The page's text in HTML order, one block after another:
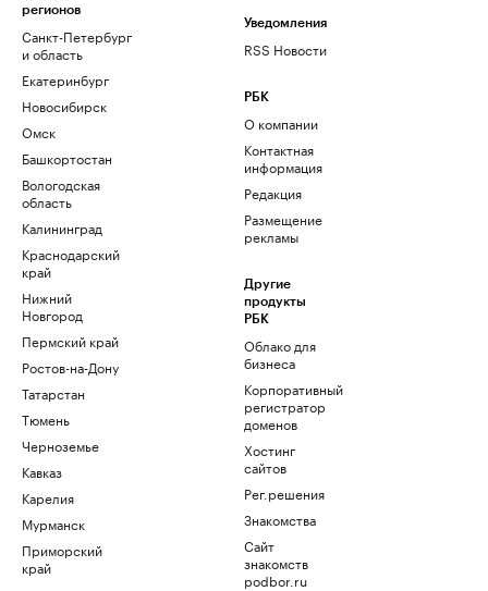
регионов
Санкт-Петербург
и область
Екатеринбург
Новосибирск
Омск
Башкортостан
Вологодская
область
Калининград
Краснодарский
край
Нижний
Новгород
Пермский край
Ростов-на-Дону
Татарстан
Тюмень
Черноземье
Кавказ
Карелия
Мурманск
Приморский
край
Уведомления
RSS Новости
РБК
О компании
Контактная
информация
Редакция
Размещение
рекламы
Другие
продукты
РБК
Облако для
бизнеса
Корпоративный
регистратор
доменов
Хостинг
сайтов
Рег.решения
Знакомства
Сайт
знакомств
podbor.ru